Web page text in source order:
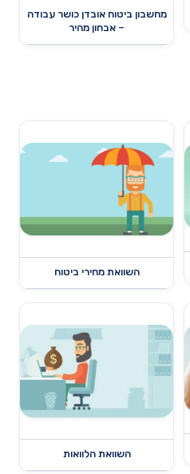
מחשבון ביטוח אובדן כושר עבודה
– אבחון מהיר
השוואת מחירי ביטוח
השוואת הלוואות